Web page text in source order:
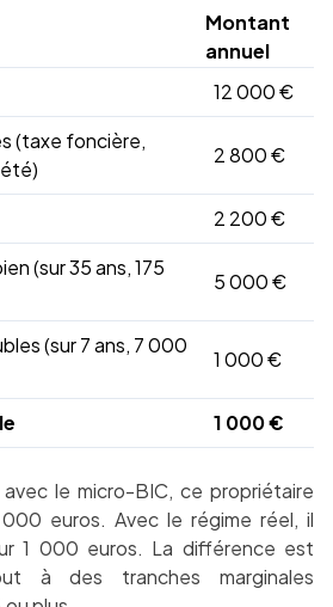
Montant
annuel
12 000 €
(taxe foncière,
2 800 €
2 200 €
(sur 35 ans, 175
5 000 €
(sur 7 ans, 7 000
1 000 €
1 000 €
le micro-BIC, ce propriétaire
euros. Avec le régime réel, il
1 000 euros. La différence est
à des tranches marginales